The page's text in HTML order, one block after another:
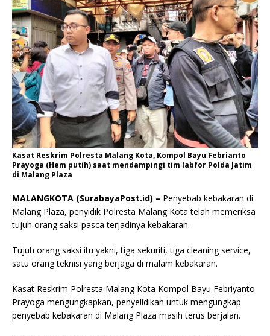
Kasat Reskrim Polresta Malang Kota, Kompol Bayu Febrianto
Prayoga (Hem putih) saat mendampingi tim labfor Polda Jatim
di Malang Plaza
MALANGKOTA (SurabayaPost.id) – Penyebab kebakaran di
Malang Plaza, penyidik Polresta Malang Kota telah memeriksa
tujuh orang saksi pasca terjadinya kebakaran.
Tujuh orang saksi itu yakni, tiga sekuriti, tiga cleaning service,
satu orang teknisi yang berjaga di malam kebakaran.
Kasat Reskrim Polresta Malang Kota Kompol Bayu Febriyanto
Prayoga mengungkapkan, penyelidikan untuk mengungkap
penyebab kebakaran di Malang Plaza masih terus berjalan.